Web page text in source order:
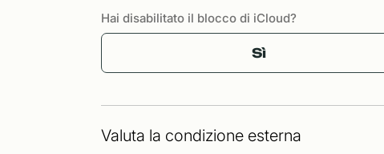
Hai disabilitato il blocco di iCloud?
Sì
Valuta la condizione esterna